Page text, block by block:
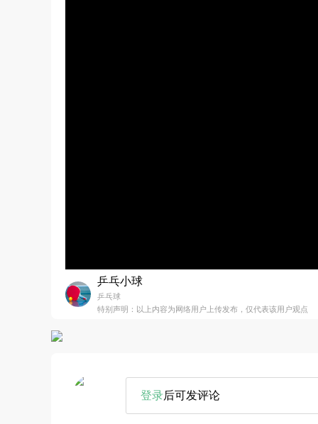
乒乓小球
乒乓球
特别声明：以上内容为网络用户上传发布，仅代表该用户观点
登录后可发评论